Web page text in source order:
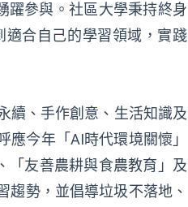
躍參與。社區大學秉持終身
合自己的學習領域，實踐
續、手作創意、生活知識及
今年「AI時代環境關懷」
「友善農耕與食農教育」及
趨勢，並倡導垃圾不落地、